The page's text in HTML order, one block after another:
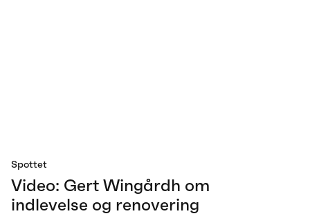
Spottet
Video: Gert Wingårdh om
indlevelse og renovering